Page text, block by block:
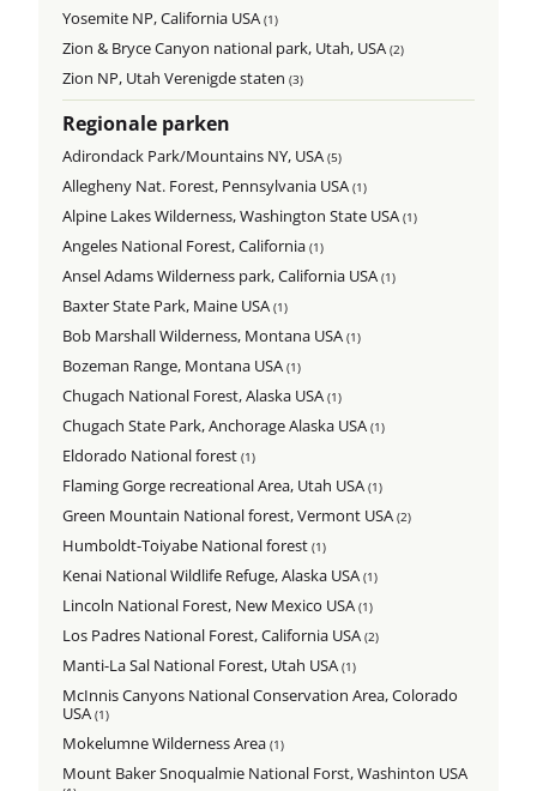
Yosemite NP, California USA(1)
Zion & Bryce Canyon national park, Utah, USA(2)
Zion NP, Utah Verenigde staten(3)
Regionale parken
Adirondack Park/Mountains NY, USA(5)
Allegheny Nat. Forest, Pennsylvania USA(1)
Alpine Lakes Wilderness, Washington State USA(1)
Angeles National Forest, California(1)
Ansel Adams Wilderness park, California USA(1)
Baxter State Park, Maine USA(1)
Bob Marshall Wilderness, Montana USA(1)
Bozeman Range, Montana USA(1)
Chugach National Forest, Alaska USA(1)
Chugach State Park, Anchorage Alaska USA(1)
Eldorado National forest(1)
Flaming Gorge recreational Area, Utah USA(1)
Green Mountain National forest, Vermont USA(2)
Humboldt-Toiyabe National forest(1)
Kenai National Wildlife Refuge, Alaska USA(1)
Lincoln National Forest, New Mexico USA(1)
Los Padres National Forest, California USA(2)
Manti-La Sal National Forest, Utah USA(1)
McInnis Canyons National Conservation Area, Colorado
USA(1)
Mokelumne Wilderness Area(1)
Mount Baker Snoqualmie National Forst, Washinton USA